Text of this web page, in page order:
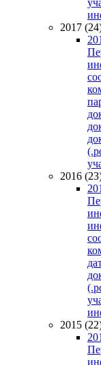
2017
2016
2015